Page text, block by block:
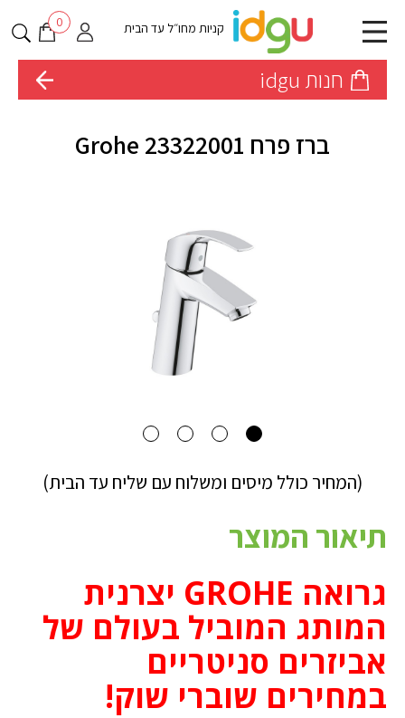
קניות מחו״ל עד הבית 0
חנות idgu
ברז פרח 23322001 Grohe
(המחיר כולל מיסים ומשלוח עם שליח עד הבית)
תיאור המוצר
גרואה GROHE יצרנית
המותג המוביל בעולם של
אביזרים סניטריים
במחירים שוברי שוק!